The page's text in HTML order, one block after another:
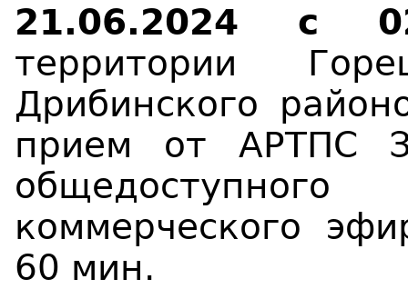
21.06.2024 с
территории
Дрибинского
прием от АРТПС
коммерческого
60 мин.